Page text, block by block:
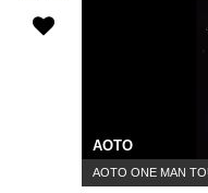
AOTO
AOTO ONE MAN